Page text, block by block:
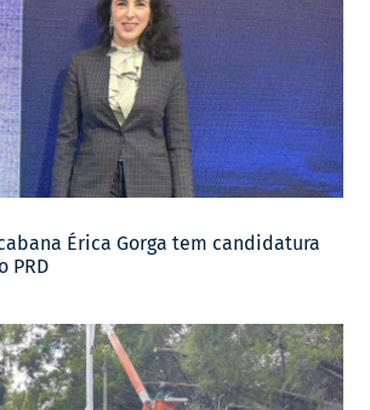
Érica Gorga tem candidatura
PRD